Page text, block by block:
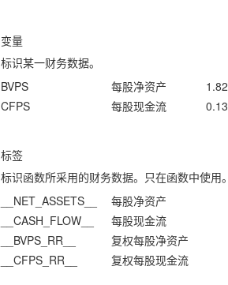
变量
标识某一财务数据。
BVPS
每股净资产 1.82
CFPS
每股现金流 0.13
标签
标识函数所采用的财务数据。只在函数中使用。
__NET_ASSETS__
每股净资产
__CASH_FLOW__
每股现金流
__BVPS_RR__
复权每股净资产
__CFPS_RR__
复权每股现金流